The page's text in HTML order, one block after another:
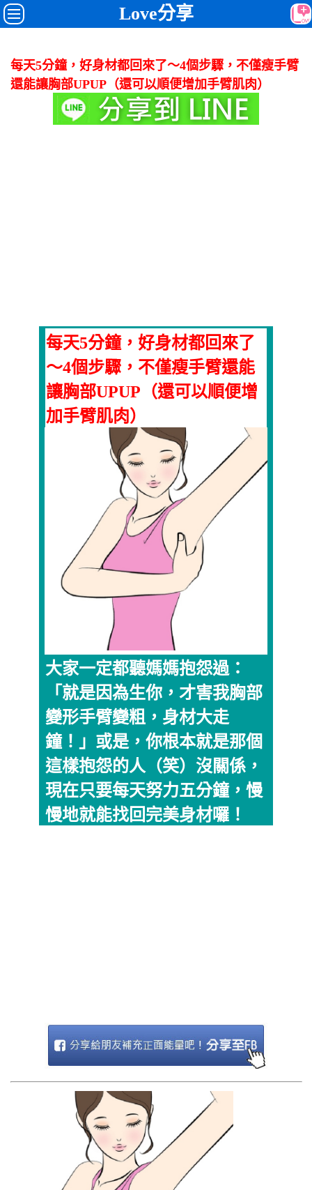
Love分享
每天5分鐘，好身材都回來了～4個步驟，不僅瘦手臂
還能讓胸部UPUP（還可以順便增加手臂肌肉）
每天5分鐘，好身材都回來了
～4個步驟，不僅瘦手臂還能
讓胸部UPUP（還可以順便增
加手臂肌肉）
大家一定都聽媽媽抱怨過：
「就是因為生你，才害我胸部
變形手臂變粗，身材大走
鐘！」或是，你根本就是那個
這樣抱怨的人（笑）沒關係，
現在只要每天努力五分鐘，慢
慢地就能找回完美身材囉！